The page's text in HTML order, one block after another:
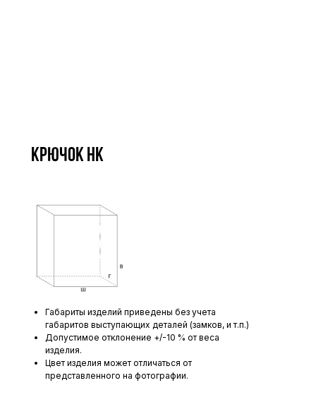
Крючок НК
Габариты изделий приведены без учета
габаритов выступающих деталей (замков, и т.п.)
Допустимое отклонение +/-10 % от веса
изделия.
Цвет изделия может отличаться от
представленного на фотографии.